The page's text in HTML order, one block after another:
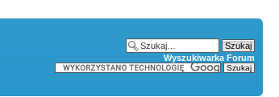
Wyszukiwarka Forum